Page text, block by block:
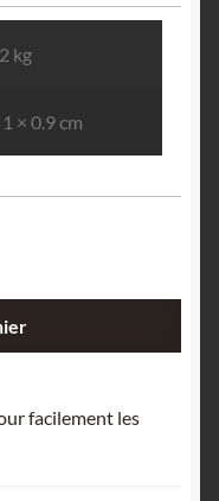
kg
× 0.9 cm
facilement les